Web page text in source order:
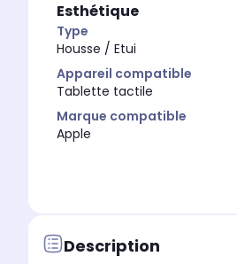
Esthétique
Type
Housse / Etui
Appareil compatible
Tablette tactile
Marque compatible
Apple
Description